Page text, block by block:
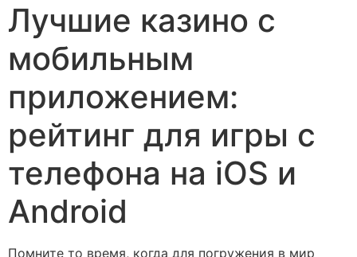
Лучшие казино с
мобильным
приложением:
рейтинг для игры с
телефона на iOS и
Android
Помните то время, когда для погружения в мир